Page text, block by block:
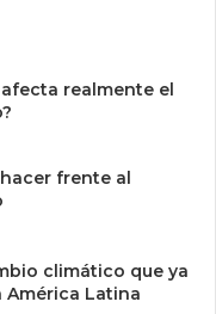
realmente el
frente al
climático que ya
América Latina